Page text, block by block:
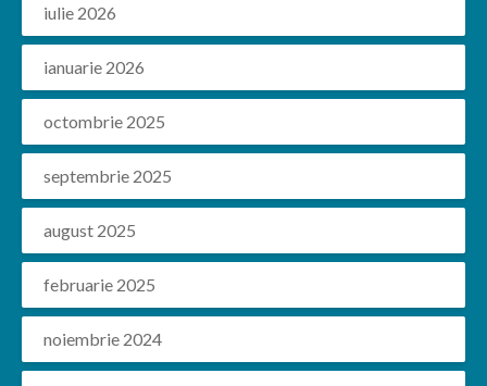
iulie 2026
ianuarie 2026
octombrie 2025
septembrie 2025
august 2025
februarie 2025
noiembrie 2024